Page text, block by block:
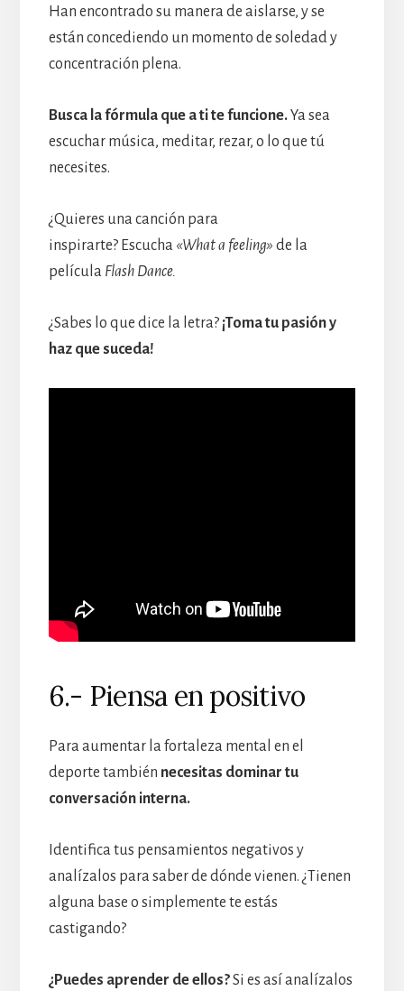
Han encontrado su manera de aislarse, y se
están concediendo un momento de soledad y
concentración plena.
Busca la fórmula que a ti te funcione.Ya sea
escuchar música, meditar, rezar, o lo que tú
necesites.
¿Quieres una canción para
inspirarte? Escucha «What a feeling» de la
película Flash Dance.
¿Sabes lo que dice la letra? ¡Toma tu pasión y
haz que suceda!
6.- Piensa en positivo
Para aumentar la fortaleza mental en el
deporte también necesitas dominar tu
conversación interna.
Identifica tus pensamientos negativos y
analízalos para saber de dónde vienen. ¿Tienen
alguna base o simplemente te estás
castigando?
¿Puedes aprender de ellos?Si es así analízalos